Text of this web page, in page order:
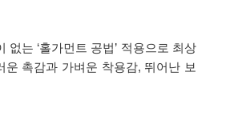
는 ‘홀가먼트 공법’ 적용으로 최상
촉감과 가벼운 착용감, 뛰어난 보